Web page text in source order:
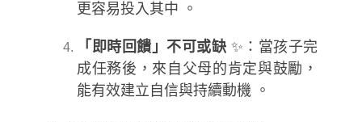
更容易投入其中 。
「即時回饋」不可或缺 ✨：當孩子完
成任務後，來自父母的肯定與鼓勵，
能有效建立自信與持續動機 。